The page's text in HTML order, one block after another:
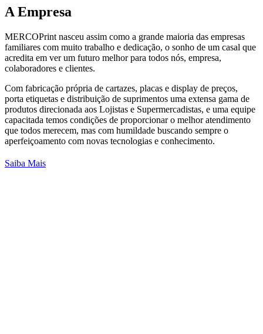
AEmpresa
MERCOPrint nasceu assim como a grande maioria das empresas
familiares com muito trabalho e dedicação, o sonho de um casal que
acredita em ver um futuro melhor para todos nós, empresa,
colaboradores e clientes.
Com fabricação própria de cartazes, placas e display de preços,
porta etiquetas e distribuição de suprimentos uma extensa gama de
produtos direcionada aos Lojistas e Supermercadistas, e uma equipe
capacitada temos condições de proporcionar o melhor atendimento
que todos merecem, mas com humildade buscando sempre o
aperfeiçoamento com novas tecnologias e conhecimento.
Saiba Mais